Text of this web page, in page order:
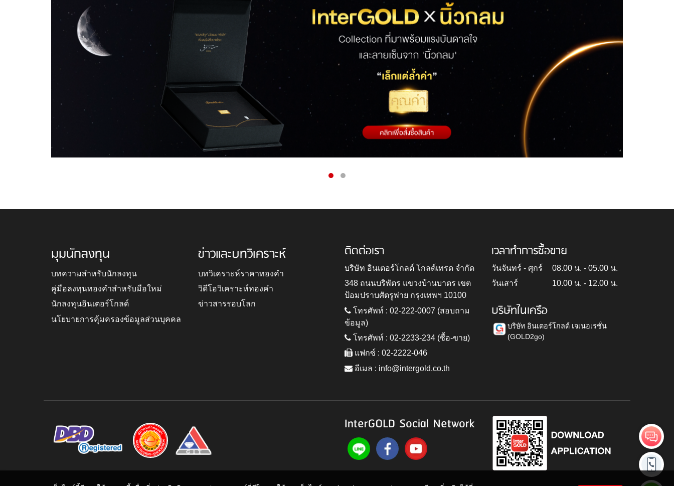
มุมนักลงทุน
บทความสำหรับนักลงทุน
คู่มือลงทุนทองคำสำหรับมือใหม่
นักลงทุนอินเตอร์โกลด์
นโยบายการคุ้มครองข้อมูลส่วนบุคคล
ข่าวและบทวิเคราะห์
บทวิเคราะห์ราคาทองคำ
วิดีโอวิเคราะห์ทองคำ
ข่าวสารรอบโลก
ติดต่อเรา
บริษัท อินเตอร์โกลด์ โกลด์เทรด จำกัด
348 ถนนบริพัตร แขวงบ้านบาตร เขต
ป้อมปราบศัตรูพ่าย กรุงเทพฯ 10100
โทรศัพท์ : 02-222-0007 (สอบถาม
ข้อมูล)
โทรศัพท์ : 02-2233-234 (ซื้อ-ขาย)
แฟกซ์ : 02-2222-046
อีเมล : info@intergold.co.th
เวลาทำการซื้อขาย
วันจันทร์ - ศุกร์
08.00 น. - 05.00 น.
วันเสาร์
10.00 น. - 12.00 น.
บริษัทในเครือ
บริษัท อินเตอร์โกลด์ เจเนอเรชั่น
(GOLD2go)
InterGOLD Social Network